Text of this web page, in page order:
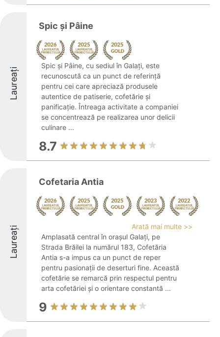
Laureați
Spic și Pâine
Spic și Pâine, cu sediul în Galați, este
recunoscută ca un punct de referință
pentru cei care apreciază produsele
autentice de patiserie, cofetărie și
panificație. Întreaga activitate a companiei
se concentrează pe realizarea unor delicii
culinare ...
8.7
Laureați
Cofetaria Antia
Arată mai multe >>
Amplasată central în orașul Galați, pe
Strada Brăilei la numărul 183, Cofetăria
Antia s-a impus ca un punct de reper
pentru pasionații de deserturi fine. Această
cofetărie se remarcă prin respectul pentru
arta cofetăriei și o orientare constantă ...
9